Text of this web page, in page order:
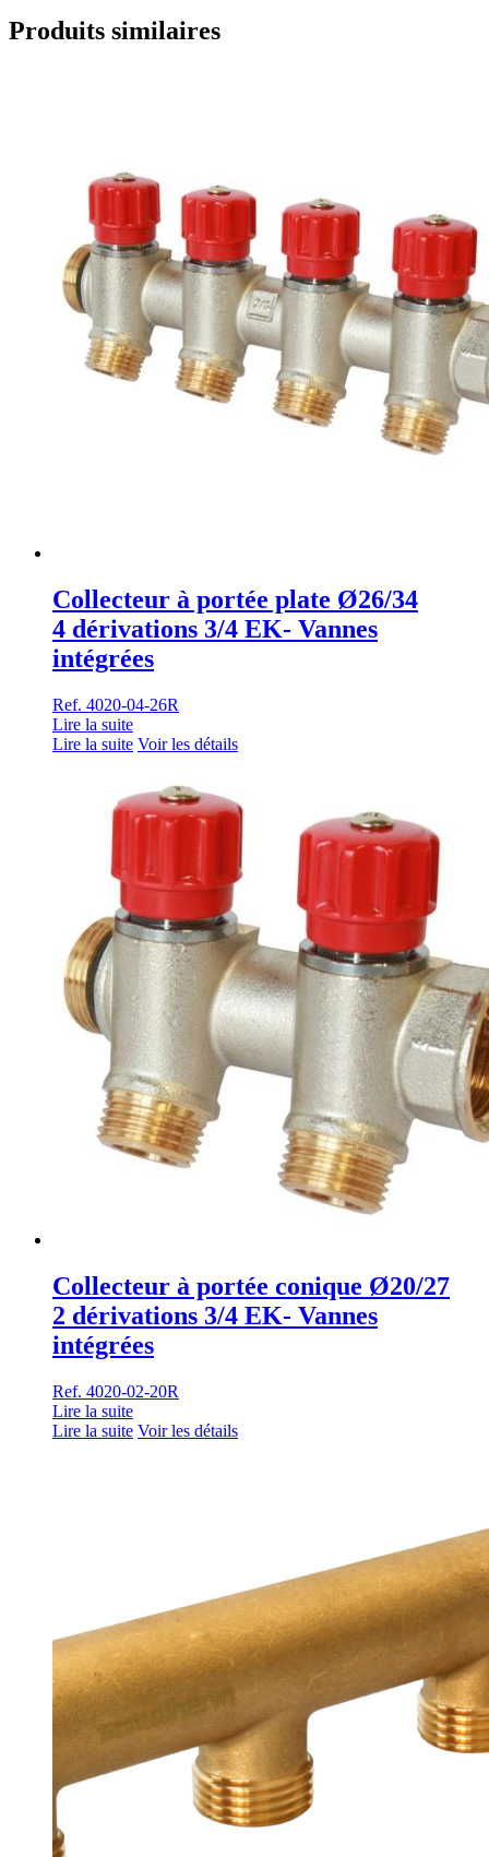
Produits similaires
Collecteur à portée plate Ø26/34
4 dérivations 3/4 EK- Vannes
intégrées
Ref. 4020-04-26R
Lire la suite
Lire la suite Voir les détails
Collecteur à portée conique Ø20/27
2 dérivations 3/4 EK- Vannes
intégrées
Ref. 4020-02-20R
Lire la suite
Lire la suite Voir les détails